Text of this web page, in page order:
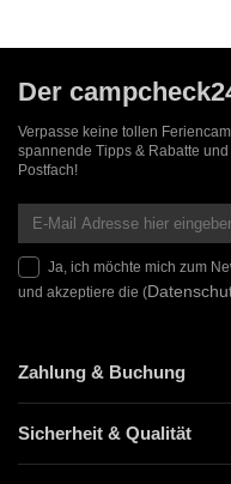
Der
Verpasse keine tollen
spannende Tipps & Rabatte
Postfach!
Ja, ich möchte mich zum
und akzeptiere die (
Zahlung & Buchung
Sicherheit & Qualität